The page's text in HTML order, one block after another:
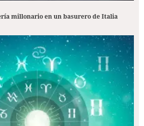
millonario en un basurero de Italia